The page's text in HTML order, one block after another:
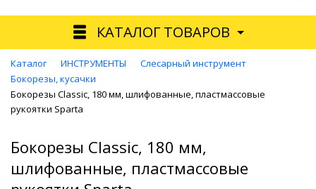
КАТАЛОГ ТОВАРОВ
Каталог ИНСТРУМЕНТЫ
Слесарный инструмент
Бокорезы, кусачки
Бокорезы Classic, 180 мм, шлифованные, пластмассовые
рукоятки Sparta
Бокорезы Classic, 180 мм,
шлифованные, пластмассовые